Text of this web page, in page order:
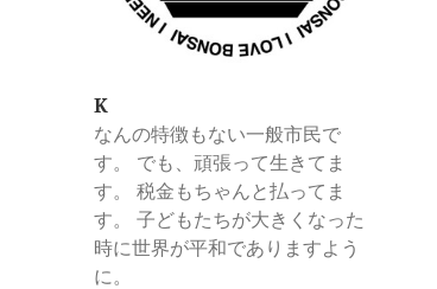
K
なんの特徴もない一般市民で
す。 でも、頑張って生きてま
す。 税金もちゃんと払ってま
す。 子どもたちが大きくなった
時に世界が平和でありますよう
に。